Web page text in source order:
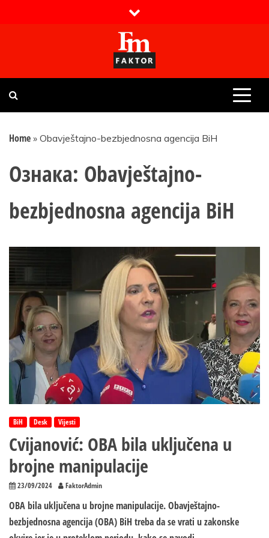
Faktor magazin
Uvijek presudan
Home » Obavještajno-bezbjednosna agencija BiH
Ознака: Obavještajno-
bezbjednosna agencija BiH
BiH Desk Vijesti
Cvijanović: OBA bila uključena u
brojne manipulacije
23/09/2024 FaktorAdmin
OBA bila uključena u brojne manipulacije. Obavještajno-
bezbjednosna agencija (OBA) BiH treba da se vrati u zakonske